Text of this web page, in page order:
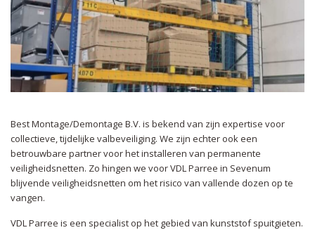
Best Montage/Demontage B.V. is bekend van zijn expertise voor
collectieve, tijdelijke valbeveiliging. We zijn echter ook een
betrouwbare partner voor het installeren van permanente
veiligheidsnetten. Zo hingen we voor VDL Parree in Sevenum
blijvende veiligheidsnetten om het risico van vallende dozen op te
vangen.
VDL Parree is een specialist op het gebied van kunststof spuitgieten.